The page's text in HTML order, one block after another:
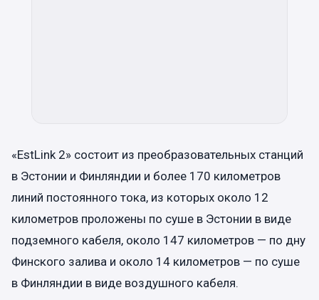
«EstLink 2» состоит из преобразовательных станций
в Эстонии и Финляндии и более 170 километров
линий постоянного тока, из которых около 12
километров проложены по суше в Эстонии в виде
подземного кабеля, около 147 километров — по дну
Финского залива и около 14 километров — по суше
в Финляндии в виде воздушного кабеля.